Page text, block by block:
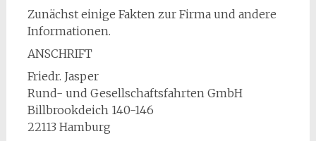
Zunächst einige Fakten zur Firma und andere
Informationen.
ANSCHRIFT
Friedr. Jasper
Rund- und Gesellschaftsfahrten GmbH
Billbrookdeich 140-146
22113 Hamburg